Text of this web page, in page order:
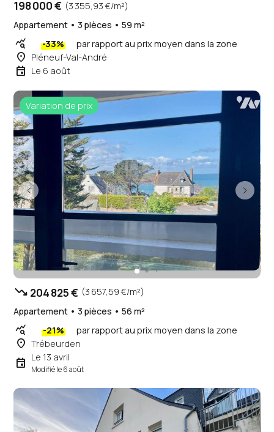
198 000 € (3 355,93 €/m²)
Appartement • 3 pièces • 59 m²
query_stats -33% par rapport au prix moyen dans la zone
place Pléneuf-Val-André
event Le 6 août
Variation de prix
trending_down 204 825 € (3 657,59 €/m²)
Appartement • 3 pièces • 56 m²
query_stats -21% par rapport au prix moyen dans la zone
place Trébeurden
event Le 13 avril
Modifié le 6 août